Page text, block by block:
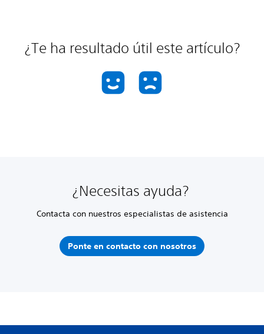
¿Te ha resultado útil este artículo?
¿Necesitas ayuda?
Contacta con nuestros especialistas de asistencia
Ponte en contacto con nosotros